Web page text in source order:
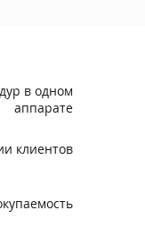
в одном
аппарате
клиентов